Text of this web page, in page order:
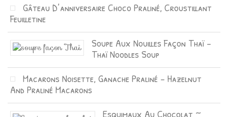
Gâteau D’anniversaire Choco Praliné, Croustillant
Feuilletine
Soupe Aux Nouilles Façon Thaï –
Thaï Noodles Soup
Macarons Noisette, Ganache Praliné – Hazelnut
And Praliné Macarons
Esquimaux Au Chocolat ~